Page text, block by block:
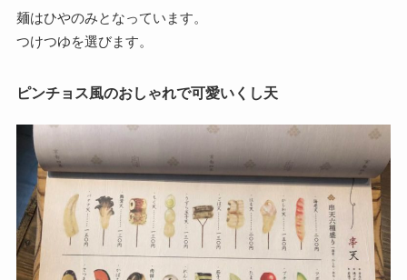
麺はひやのみとなっています。
つけつゆを選びます。
ピンチョス風のおしゃれで可愛いくし天